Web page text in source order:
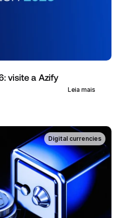
visite a Azify
Leia mais
Digital currencies